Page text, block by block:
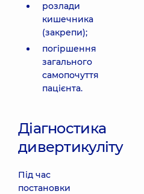
розлади
кишечника
(закрепи);
погіршення
загального
самопочуття
пацієнта.
Діагностика
дивертикуліту
Під час
постановки